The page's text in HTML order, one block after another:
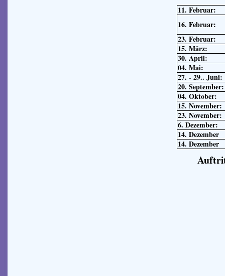
11. Februar:
16. Februar:
23. Februar:
15. März:
30. April:
04. Mai:
27. - 29.. Juni:
20. September:
04. Oktober:
15. November:
23. November:
6. Dezember:
14. Dezember
14. Dezember